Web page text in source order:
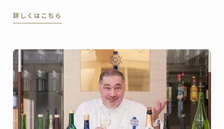
は“桜”。日本でも、とてもシーズナルな食材である。
詳しくはこちら